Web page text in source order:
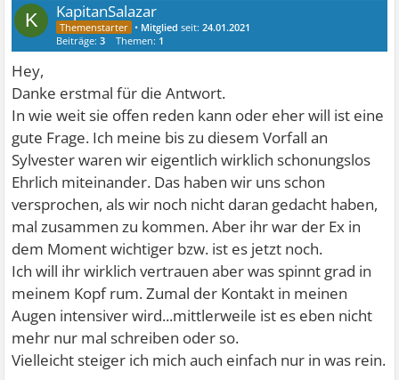
K KapitanSalazar
• Mitglied seit:24.01.2021
Beiträge:3 Themen: 1
Hey,
Danke erstmal für die Antwort.
In wie weit sie offen reden kann oder eher will ist eine
gute Frage. Ich meine bis zu diesem Vorfall an
Sylvester waren wir eigentlich wirklich schonungslos
Ehrlich miteinander. Das haben wir uns schon
versprochen, als wir noch nicht daran gedacht haben,
mal zusammen zu kommen. Aber ihr war der Ex in
dem Moment wichtiger bzw. ist es jetzt noch.
Ich will ihr wirklich vertrauen aber was spinnt grad in
meinem Kopf rum. Zumal der Kontakt in meinen
Augen intensiver wird...mittlerweile ist es eben nicht
mehr nur mal schreiben oder so.
Vielleicht steiger ich mich auch einfach nur in was rein.